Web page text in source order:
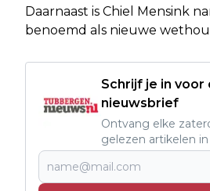
Daarnaast is Chiel Mensink
benoemd als nieuwe
Schrijf je in
nieuwsbrief
Ontvang elke
gelezen artikelen